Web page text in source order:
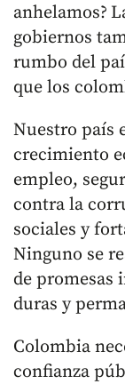
anhelamos?
gobiernos
rumbo del
que los
Nuestro país
crecimiento
empleo,
contra la
sociales y
Ninguno se
de promesas
duras y
Colombia
confianza